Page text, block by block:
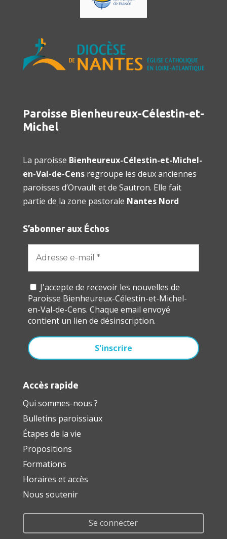
Paroisse Bienheureux-Célestin-et-
Michel
La paroisse Bienheureux-Célestin-et-Michel-
en-Val-de-Censregroupe les deux anciennes
paroisses d’Orvault et de Sautron. Elle fait
partie de la zone pastorale Nantes Nord
S’abonner aux Échos
J'accepte de recevoir les nouvelles de
Paroisse Bienheureux-Célestin-et-Michel-
en-Val-de-Cens. Chaque email envoyé
contient un lien de désinscription.
Accès rapide
Qui sommes-nous ?
Bulletins paroissiaux
Étapes de la vie
Propositions
Formations
Horaires et accès
Nous soutenir
Se connecter